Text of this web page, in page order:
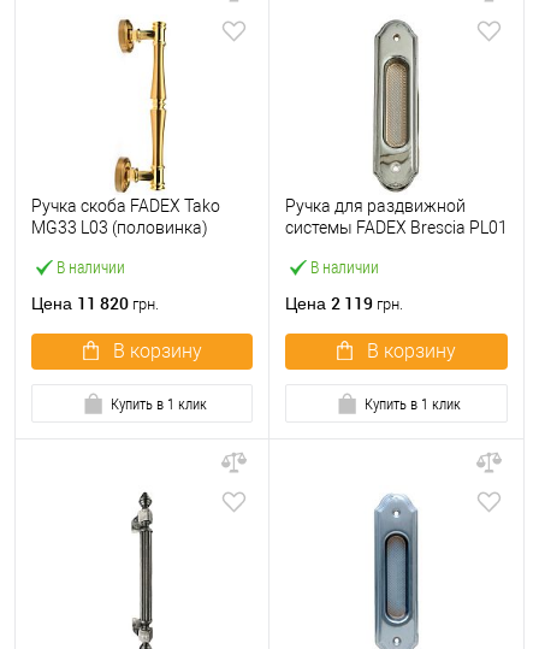
В наличии
Ручка скоба FADEX Tako
MG33 L03 (половинка)
латунь матовая
Цена 11 820 грн.
В корзину
Купить в 1 клик
В наличии
Ручка для раздвижной
системы FADEX Brescia PL01
Цена 2 119 грн.
В корзину
Купить в 1 клик